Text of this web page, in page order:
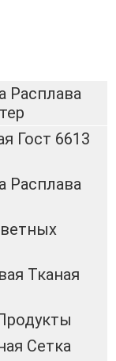
Расплава
Гост 6613
Расплава
Тканая
Сетка